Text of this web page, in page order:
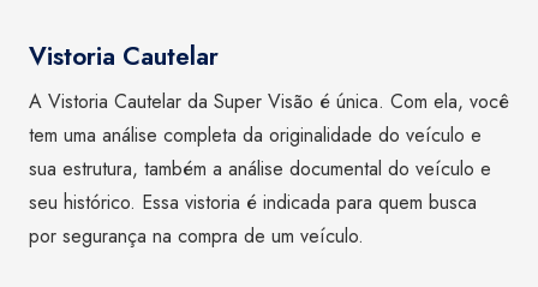
Vistoria Cautelar
A Vistoria Cautelar da Super Visão é única. Com ela, você
tem uma análise completa da originalidade do veículo e
sua estrutura, também a análise documental do veículo e
seu histórico. Essa vistoria é indicada para quem busca
por segurança na compra de um veículo.